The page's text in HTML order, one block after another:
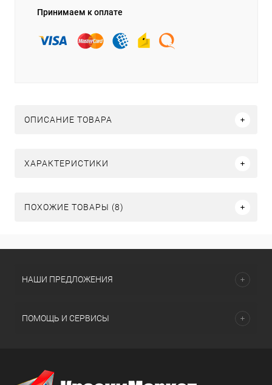
Принимаем к оплате
ОПИСАНИЕ ТОВАРА
ХАРАКТЕРИСТИКИ
ПОХОЖИЕ ТОВАРЫ (8)
НАШИ ПРЕДЛОЖЕНИЯ
ПОМОЩЬ И СЕРВИСЫ